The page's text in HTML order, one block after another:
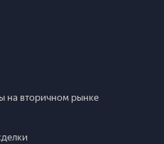
на вторичном рынке